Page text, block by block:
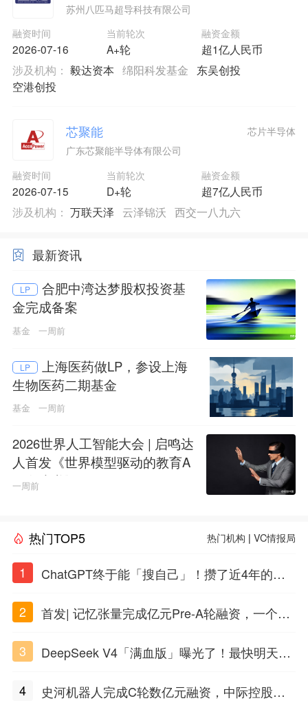
苏州八匹马超导科技有限公司
融资时间
2026-07-16
当前轮次
A+轮
融资金额
超1亿人民币
涉及机构： 毅达资本 绵阳科发基金
东吴创投
空港创投
芯聚能
广东芯聚能半导体有限公司
融资时间
2026-07-15
当前轮次
D+轮
融资金额
超7亿人民币
芯片半导体
涉及机构： 万联天泽 云泽锦沃 西交一八九六
最新资讯
LP
合肥中湾达梦股权投资基
金完成备案
基金 一周前
LP
上海医药做LP，参设上海
生物医药二期基金
基金 一周前
2026世界人工智能大会 | 启鸣达
人首发《世界模型驱动的教育A
GI白皮书》
一周前
热门TOP5 热门机构 |VC情报局
1
ChatGPT终于能「搜自己」！攒了近4年的对
2
首发| 记忆张量完成亿元Pre-A轮融资，一个上
3
DeepSeek V4「满血版」曝光了！最快明天发
4
史河机器人完成C轮数亿元融资，中际控股领